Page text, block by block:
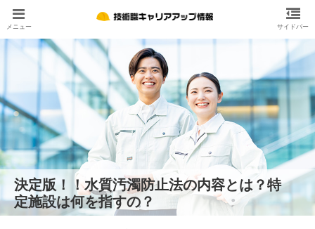
決定版！！水質汚濁防止法の内容とは？特
定施設は何を指すの？